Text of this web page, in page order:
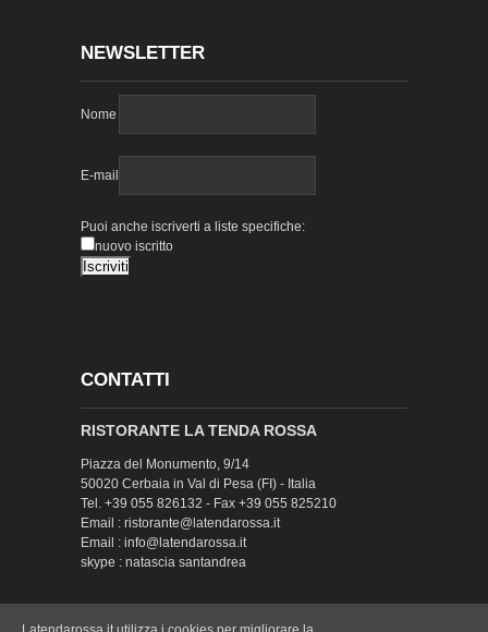
NEWSLETTER
Nome
E-mail
Puoi anche iscriverti a liste specifiche:
nuovo iscritto
CONTATTI
RISTORANTE LA TENDA ROSSA
Piazza del Monumento, 9/14
50020 Cerbaia in Val di Pesa (FI) - Italia
Tel. +39 055 826132 - Fax +39 055 825210
Email : ristorante@latendarossa.it
Email : info@latendarossa.it
skype : natascia santandrea